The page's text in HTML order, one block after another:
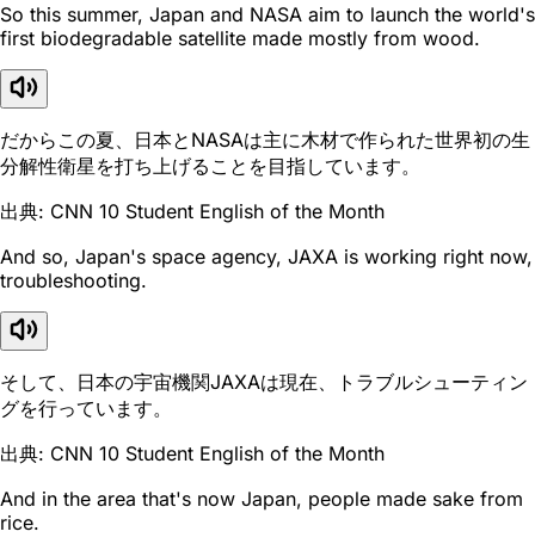
So this summer, Japan and NASA aim to launch the world's
first biodegradable satellite made mostly from wood.
だからこの夏、日本とNASAは主に木材で作られた世界初の生
分解性衛星を打ち上げることを目指しています。
出典: CNN 10 Student English of the Month
And so, Japan's space agency, JAXA is working right now,
troubleshooting.
そして、日本の宇宙機関JAXAは現在、トラブルシューティン
グを行っています。
出典: CNN 10 Student English of the Month
And in the area that's now Japan, people made sake from
rice.